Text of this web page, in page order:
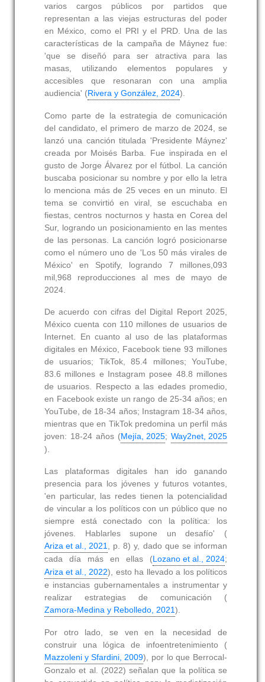
varios cargos públicos por partidos que
representan a las viejas estructuras del poder
en México, como el PRI y el PRD. Una de las
características de la campaña de Máynez fue:
'que se diseñó para ser atractiva para las
masas, utilizando elementos populares y
accesibles que resonaran con una amplia
audiencia' (Rivera y González, 2024).
Como parte de la estrategia de comunicación
del candidato, el primero de marzo de 2024, se
lanzó una canción titulada 'Presidente Máynez'
creada por Moisés Barba. Fue inspirada en el
gusto de Jorge Álvarez por el fútbol. La canción
buscaba posicionar su nombre y por ello la letra
lo menciona más de 25 veces en un minuto. El
tema se convirtió en viral, se escuchaba en
fiestas, centros nocturnos y hasta en Corea del
Sur, logrando un posicionamiento en las mentes
de las personas. La canción logró posicionarse
como el número uno de 'Los 50 más virales de
México' en Spotify, logrando 7 millones,093
mil,968 reproducciones al mes de mayo de
2024.
De acuerdo con cifras del Digital Report 2025,
México cuenta con 110 millones de usuarios de
Internet. En cuanto al uso de las plataformas
digitales en México, Facebook tiene 93 millones
de usuarios; TikTok, 85.4 millones; YouTube,
83.6 millones e Instagram posee 48.8 millones
de usuarios. Respecto a las edades promedio,
en Facebook existe un rango de 25-34 años; en
YouTube, de 18-34 años; Instagram 18-34 años,
mientras que en TikTok predomina un perfil más
joven: 18-24 años (Mejía, 2025;Way2net, 2025
).
Las plataformas digitales han ido ganando
presencia para los jóvenes y futuros votantes,
'en particular, las redes tienen la potencialidad
de vincular a los políticos con un público que no
siempre está conectado con la política: los
jóvenes. Hablarles supone un desafío' (
Ariza et al., 2021
, p. 8) y, dado que se informan
cada día más en ellas (Lozano et al., 2024;
Ariza et al., 2022), esto ha llevado a los políticos
e instancias gubernamentales a instrumentar y
realizar estrategias de comunicación (
Zamora‐Medina y Rebolledo, 2021).
Por otro lado, se ven en la necesidad de
construir una lógica de infoentretenimiento (
Mazzoleni y Sfardini, 2009), por lo que Berrocal-
Gonzalo et al. (2022) señalan que la política se